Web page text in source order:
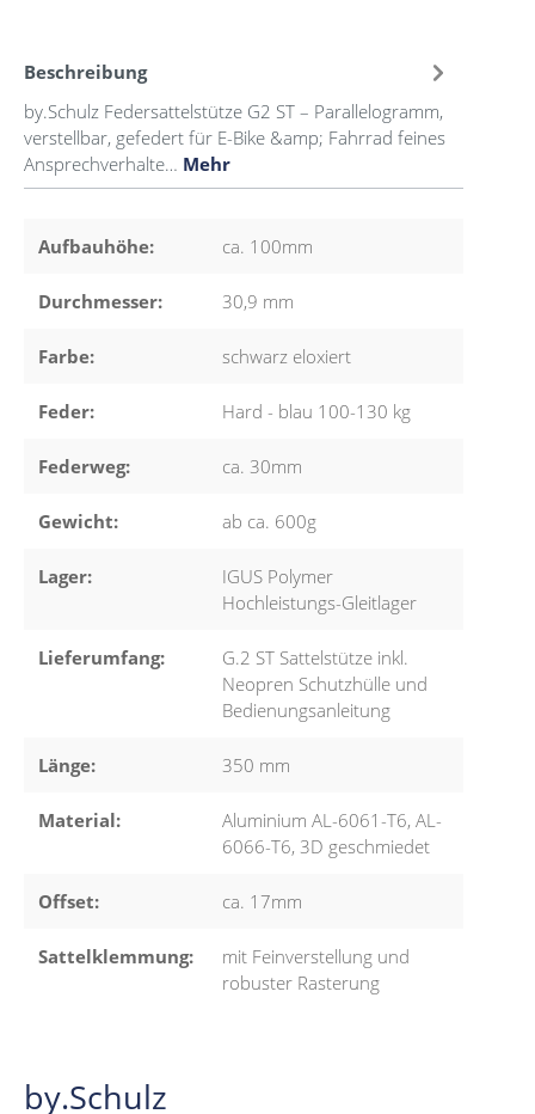
Beschreibung
by.Schulz Federsattelstütze G2 ST – Parallelogramm,
verstellbar, gefedert für E-Bike &amp; Fahrrad feines
Ansprechverhalte… Mehr
Aufbauhöhe: ca. 100mm
Durchmesser: 30,9 mm
Farbe: schwarz eloxiert
Feder: Hard - blau 100-130 kg
Federweg: ca. 30mm
Gewicht: ab ca. 600g
Lager:
IGUS Polymer
Hochleistungs-Gleitlager
Lieferumfang:
G.2 ST Sattelstütze inkl.
Neopren Schutzhülle und
Bedienungsanleitung
Länge: 350 mm
Material:
Aluminium AL-6061-T6, AL-
6066-T6, 3D geschmiedet
Offset: ca. 17mm
Sattelklemmung:
mit Feinverstellung und
robuster Rasterung
by.Schulz